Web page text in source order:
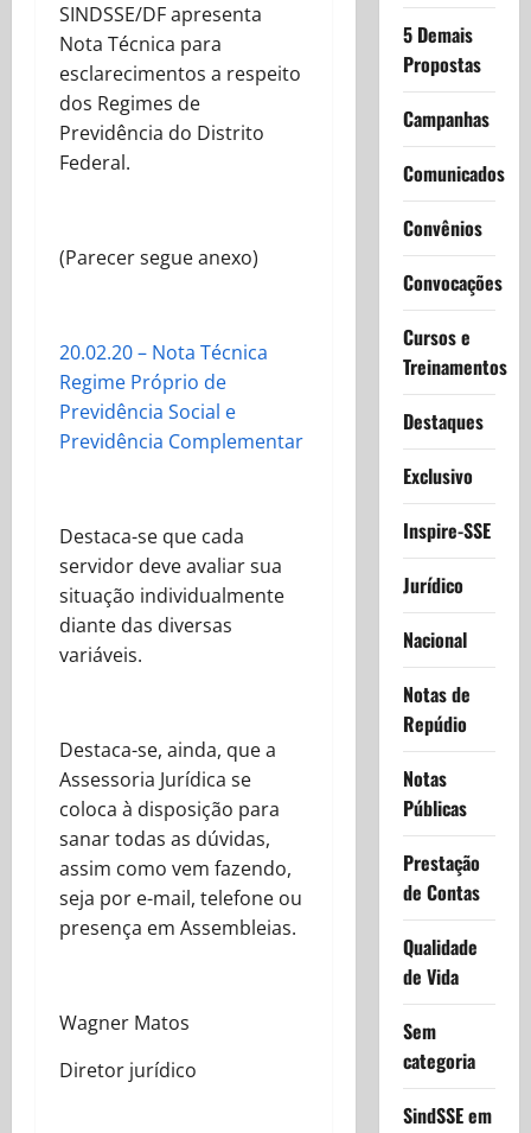
SINDSSE/DF apresenta
Nota Técnica para
esclarecimentos a respeito
dos Regimes de
Previdência do Distrito
Federal.
(Parecer segue anexo)
20.02.20 – Nota Técnica
Regime Próprio de
Previdência Social e
Previdência Complementar
Destaca-se que cada
servidor deve avaliar sua
situação individualmente
diante das diversas
variáveis.
Destaca-se, ainda, que a
Assessoria Jurídica se
coloca à disposição para
sanar todas as dúvidas,
assim como vem fazendo,
seja por e-mail, telefone ou
presença em Assembleias.
Wagner Matos
Diretor jurídico
5 Demais
Propostas
Campanhas
Comunicados
Convênios
Convocações
Cursos e
Treinamentos
Destaques
Exclusivo
Inspire-SSE
Jurídico
Nacional
Notas de
Repúdio
Notas
Públicas
Prestação
de Contas
Qualidade
de Vida
Sem
categoria
SindSSE em